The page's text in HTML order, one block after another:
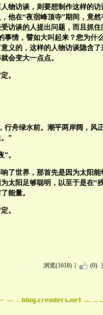
物访谈，则要想制作这样的
在“夜宿峰顶寺”期间，竟然
访谈的人提出问题，而且抓
事情，譬如大叫起来？您为什
义的，这样的人物访谈隐含
会变大一点点。
。
行舟绿水前。潮平两岸阔，风
”
。
了世界，那首先是因为太阳
太阳足够聪明，以至于是在“
能量。
。
浏览(1618) (0)